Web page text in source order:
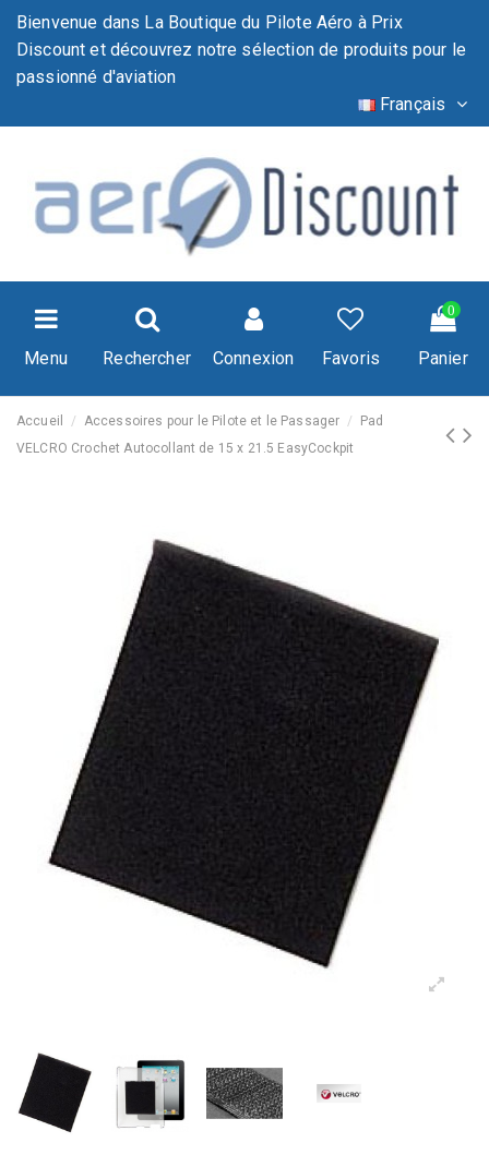
Bienvenue dans La Boutique du Pilote Aéro à Prix
Discount et découvrez notre sélection de produits pour le
passionné d'aviation
Français
Menu Rechercher Connexion Favoris
0
Panier
Accueil Accessoires pour le Pilote et le Passager
Pad
VELCRO Crochet Autocollant de 15 x 21.5 EasyCockpit